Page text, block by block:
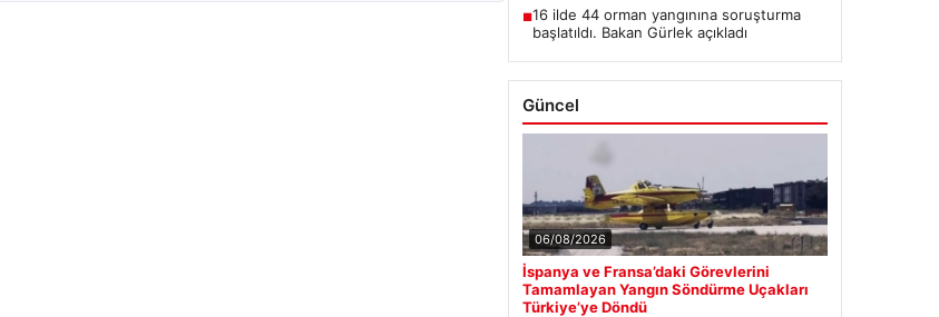
■16 ilde 44 orman yangınına soruşturma
başlatıldı. Bakan Gürlek açıkladı
Güncel
06/08/2026
İspanya ve Fransa’daki Görevlerini
Tamamlayan Yangın Söndürme Uçakları
Türkiye’ye Döndü